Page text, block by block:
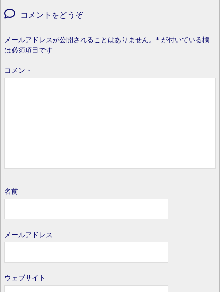
コメントをどうぞ
メールアドレスが公開されることはありません。 * が付いている欄
は必須項目です
コメント
名前
メールアドレス
ウェブサイト